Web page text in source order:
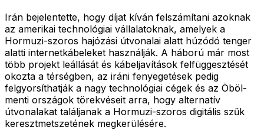
Irán bejelentette, hogy díjat kíván felszámítani azoknak
az amerikai technológiai vállalatoknak, amelyek a
Hormuzi-szoros hajózási útvonalai alatt húzódó tenger
alatti internetkábeleket használják. A háború már most
több projekt leállását és kábeljavítások felfüggesztését
okozta a térségben, az iráni fenyegetések pedig
felgyorsíthatják a nagy technológiai cégek és az Öböl-
menti országok törekvéseit arra, hogy alternatív
útvonalakat találjanak a Hormuzi-szoros digitális szűk
keresztmetszetének megkerülésére.